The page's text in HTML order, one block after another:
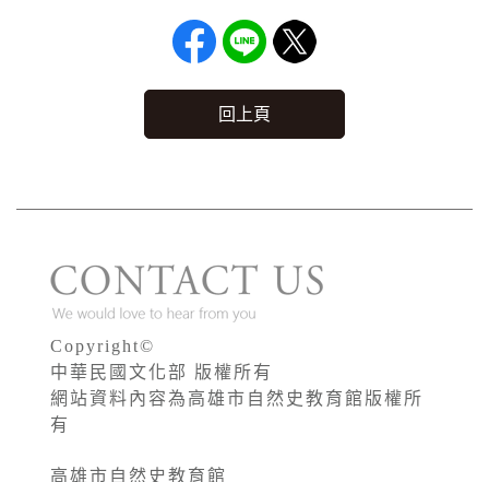
回上頁
Copyright©
中華民國文化部 版權所有
網站資料內容為高雄市自然史教育館版權所
有
高雄市自然史教育館